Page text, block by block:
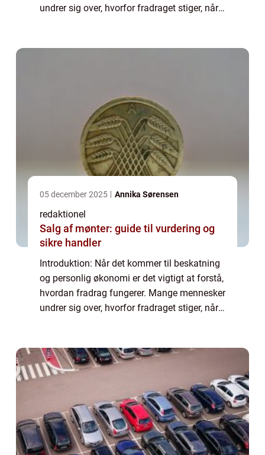
undrer sig over, hvorfor fradraget stiger, når
05 december 2025 Annika Sørensen
redaktionel
Salg af mønter: guide til vurdering og
sikre handler
Introduktion: Når det kommer til beskatning
og personlig økonomi er det vigtigt at forstå,
hvordan fradrag fungerer. Mange mennesker
undrer sig over, hvorfor fradraget stiger, når